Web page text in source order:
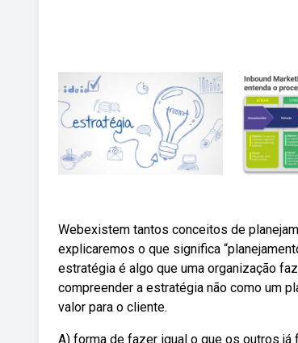
Webexistem tantos conceitos de
explicaremos o que significa
estratégia é algo que uma organização
compreender a estratégia não como um
valor para o cliente.
A) forma de fazer igual o que os outros